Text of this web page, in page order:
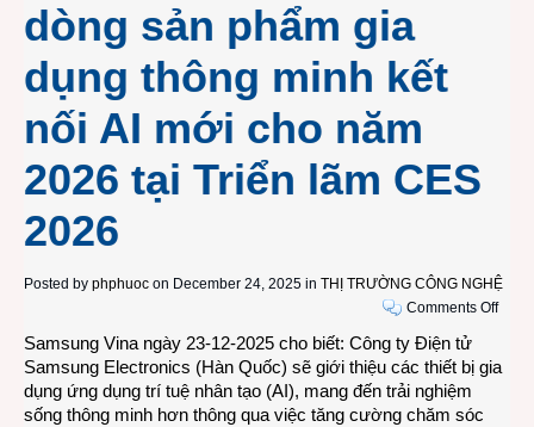
dòng sản phẩm gia
dụng thông minh kết
nối AI mới cho năm
2026 tại Triển lãm CES
2026
Posted by phphuoc on December 24, 2025 in THỊ TRƯỜNG CÔNG NGHỆ
Comments Offon
thiệu
Samsung Vina ngày 23-12-2025 cho biết: Công ty Điện tử
Samsung Electronics (Hàn Quốc) sẽ giới thiệu các thiết bị gia
dụng ứng dụng trí tuệ nhân tạo (AI), mang đến trải nghiệm
sống thông minh hơn thông qua việc tăng cường chăm sóc